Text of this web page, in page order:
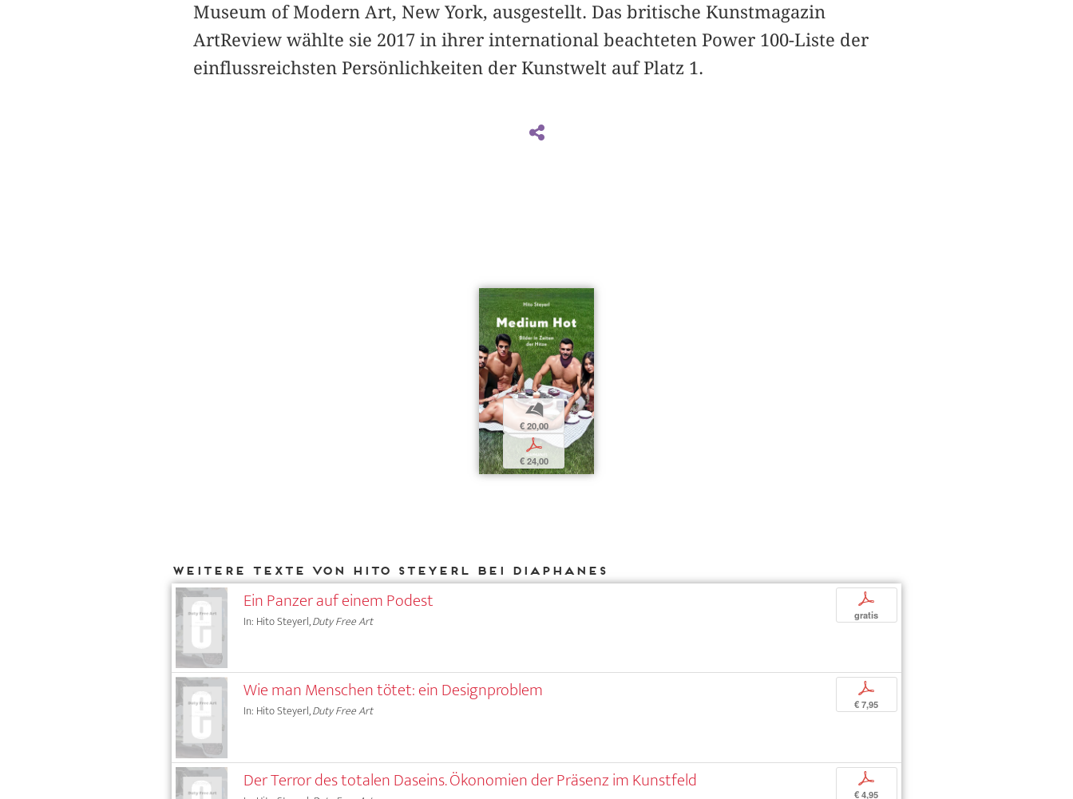
Museum of Modern Art, New York, ausgestellt. Das britische Kunstmagazin
ArtReview wählte sie 2017 in ihrer international beachteten Power 100-Liste der
einflussreichsten Persönlichkeiten der Kunstwelt auf Platz 1.
b
€ 20,00
p
€ 24,00
Weitere Texte von Hito Steyerl bei DIAPHANES
Ein Panzer auf einem Podest
In: Hito Steyerl,Duty Free Art
p
gratis
Wie man Menschen tötet: ein Designproblem
In: Hito Steyerl,Duty Free Art
p
€ 7,95
Der Terror des totalen Daseins. Ökonomien der Präsenz im Kunstfeld p
€ 4,95